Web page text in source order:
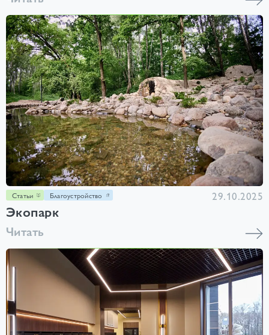
Статьи Благоустройство 29.10.2025
Экопарк
Читать